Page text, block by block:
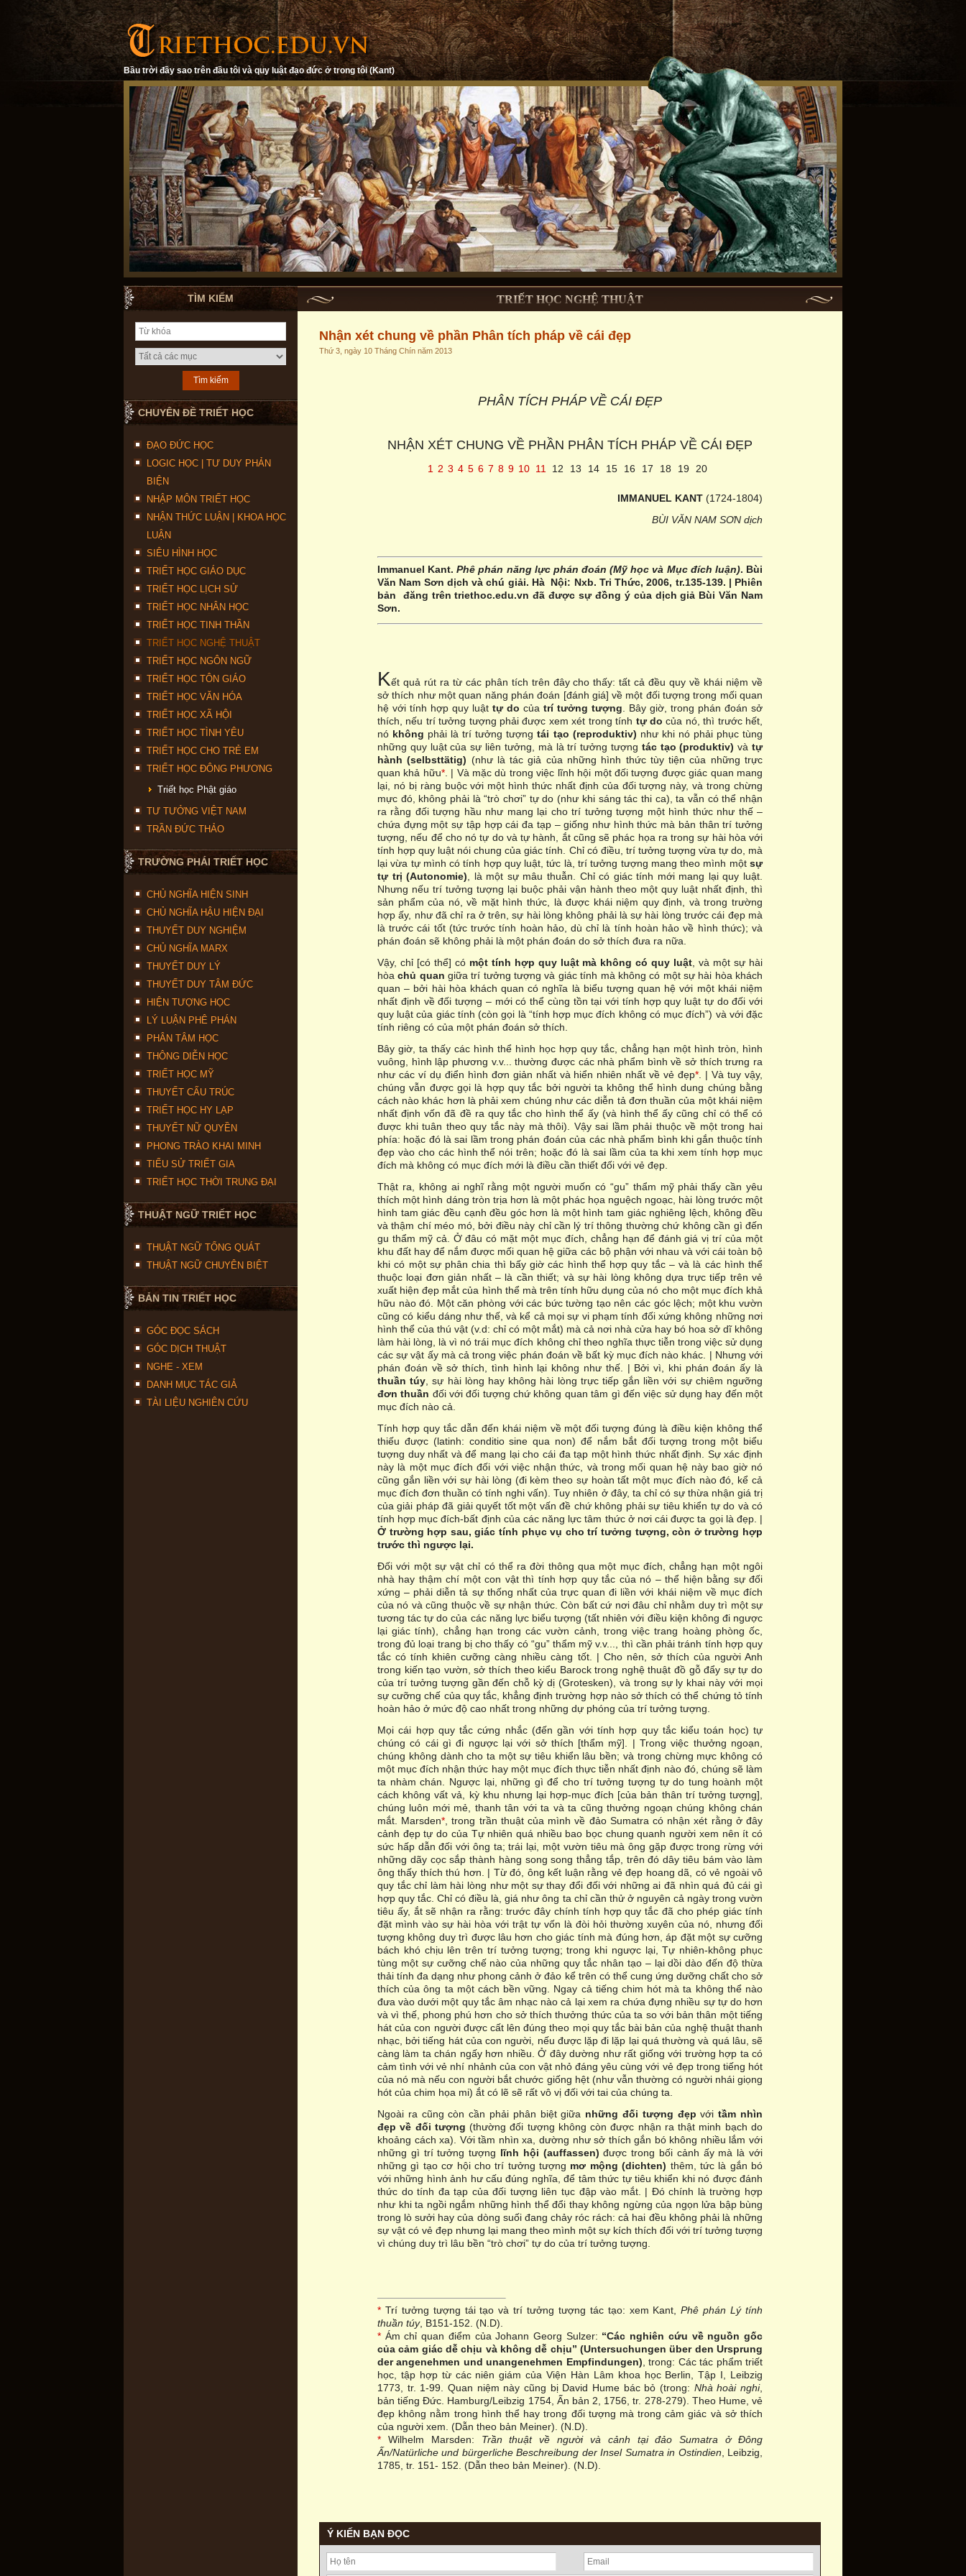
Bầu trời đầy sao trên đầu tôi và quy luật đạo đức ở trong tôi (Kant)
TÌM KIẾM
CHUYÊN ĐỀ TRIẾT HỌC
ĐẠO ĐỨC HỌC
LOGIC HỌC | TƯ DUY PHẢN
BIỆN
NHẬP MÔN TRIẾT HỌC
NHẬN THỨC LUẬN | KHOA HỌC
LUẬN
SIÊU HÌNH HỌC
TRIẾT HỌC GIÁO DỤC
TRIẾT HỌC LỊCH SỬ
TRIẾT HỌC NHÂN HỌC
TRIẾT HỌC TINH THẦN
TRIẾT HỌC NGHỆ THUẬT
TRIẾT HỌC NGÔN NGỮ
TRIẾT HỌC TÔN GIÁO
TRIẾT HỌC VĂN HÓA
TRIẾT HỌC XÃ HỘI
TRIẾT HỌC TÌNH YÊU
TRIẾT HỌC CHO TRẺ EM
TRIẾT HỌC ĐÔNG PHƯƠNG
Triết học Phật giáo
TƯ TƯỞNG VIỆT NAM
TRẦN ĐỨC THẢO
TRƯỜNG PHÁI TRIẾT HỌC
CHỦ NGHĨA HIỆN SINH
CHỦ NGHĨA HẬU HIỆN ĐẠI
THUYẾT DUY NGHIỆM
CHỦ NGHĨA MARX
THUYẾT DUY LÝ
THUYẾT DUY TÂM ĐỨC
HIỆN TƯỢNG HỌC
LÝ LUẬN PHÊ PHÁN
PHÂN TÂM HỌC
THÔNG DIỄN HỌC
TRIẾT HỌC MỸ
THUYẾT CẤU TRÚC
TRIẾT HỌC HY LẠP
THUYẾT NỮ QUYỀN
PHONG TRÀO KHAI MINH
TIỂU SỬ TRIẾT GIA
TRIẾT HỌC THỜI TRUNG ĐẠI
THUẬT NGỮ TRIẾT HỌC
THUẬT NGỮ TỔNG QUÁT
THUẬT NGỮ CHUYÊN BIỆT
BẢN TIN TRIẾT HỌC
GÓC ĐỌC SÁCH
GÓC DỊCH THUẬT
NGHE - XEM
DANH MỤC TÁC GIẢ
TÀI LIỆU NGHIÊN CỨU
TRIẾT HỌC NGHỆ THUẬT
Nhận xét chung về phần Phân tích pháp về cái đẹp
Thứ 3, ngày 10 Tháng Chín năm 2013
PHÂN TÍCH PHÁP VỀ CÁI ĐẸP
NHẬN XÉT CHUNG VỀ PHẦN PHÂN TÍCH PHÁP VỀ CÁI ĐẸP
1 2 3 4 5 6 7 8 9 10 11 12 13 14 15 16 17 18 19 20
IMMANUEL KANT (1724-1804)
BÙI VĂN NAM SƠN dịch
Immanuel Kant.Phê phán năng lực phán đoán (Mỹ học và Mục đích luận). Bùi
Văn Nam Sơn dịch và chú giải. Hà Nội: Nxb. Tri Thức, 2006, tr.135-139. | Phiên
bản đăng trên triethoc.edu.vn đã được sự đồng ý của dịch giả Bùi Văn Nam
Sơn.
Kết quả rút ra từ các phân tích trên đây cho thấy: tất cả đều quy về khái niệm về
sở thích như một quan năng phán đoán [đánh giá] về một đối tượng trong mối quan
hệ với tính hợp quy luật tự do của trí tưởng tượng . Bây giờ, trong phán đoán sở
thích, nếu trí tưởng tượng phải được xem xét trong tính tự do của nó, thì trước hết,
nó không phải là trí tưởng tượngtái tạo (reproduktiv) như khi nó phải phục tùng
những quy luật của sự liên tưởng, mà là trí tưởng tượng tác tạo (produktiv)và tự
hành (selbsttätig) (như là tác giả của những hình thức tùy tiện của những trực
quan khả hữu*. | Và mặc dù trong việc lĩnh hội một đối tượng được giác quan mang
lại, nó bị ràng buộc với một hình thức nhất định của đối tượng này, và trong chừng
mực đó, không phải là “trò chơi” tự do (như khi sáng tác thi ca), ta vẫn có thể nhận
ra rằng đối tượng hầu như mang lại cho trí tưởng tượng một hình thức như thế –
chứa đựng một sự tập hợp cái đa tạp – giống như hình thức mà bản thân trí tưởng
tượng, nếu để cho nó tự do và tự hành, ắt cũng sẽ phác họa ra trong sự hài hòa với
tính hợp quy luật nói chung của giác tính. Chỉ có điều, trí tưởng tượng vừa tự do, mà
lại vừa tự mình có tính hợp quy luật, tức là, trí tưởng tượng mang theo mình một sự
tự trị (Autonomie) , là một sự mâu thuẫn. Chỉ có giác tính mới mang lại quy luật.
Nhưng nếu trí tưởng tượng lại buộc phải vận hành theo một quy luật nhất định, thì
sản phẩm của nó, về mặt hình thức, là được khái niệm quy định, và trong trường
hợp ấy, như đã chỉ ra ở trên, sự hài lòng không phải là sự hài lòng trước cái đẹp mà
là trước cái tốt (tức trước tính hoàn hảo, dù chỉ là tính hoàn hảo về hình thức); và
phán đoán sẽ không phải là một phán đoán do sở thích đưa ra nữa.
Vậy, chỉ [có thể] có một tính hợp quy luật mà không có quy luật , và một sự hài
hòachủ quangiữa trí tưởng tượng và giác tính mà không có một sự hài hòa khách
quan – bởi hài hòa khách quan có nghĩa là biểu tượng quan hệ với một khái niệm
nhất định về đối tượng – mới có thể cùng tồn tại với tính hợp quy luật tự do đối với
quy luật của giác tính (còn gọi là “tính hợp mục đích không có mục đích”) và với đặc
tính riêng có của một phán đoán sở thích.
Bây giờ, ta thấy các hình thể hình học hợp quy tắc, chẳng hạn một hình tròn, hình
vuông, hình lập phương v.v... thường được các nhà phẩm bình về sở thích trưng ra
như các ví dụ điển hình đơn giản nhất và hiển nhiên nhất về vẻ đẹp* . | Và tuy vậy,
chúng vẫn được gọi là hợp quy tắc bởi người ta không thể hình dung chúng bằng
cách nào khác hơn là phải xem chúng như các diễn tả đơn thuần của một khái niệm
nhất định vốn đã đề ra quy tắc cho hình thể ấy (và hình thể ấy cũng chỉ có thể có
được khi tuân theo quy tắc này mà thôi). Vậy sai lầm phải thuộc về một trong hai
phía: hoặc đó là sai lầm trong phán đoán của các nhà phẩm bình khi gắn thuộc tính
đẹp vào cho các hình thể nói trên; hoặc đó là sai lầm của ta khi xem tính hợp mục
đích mà không có mục đích mới là điều cần thiết đối với vẻ đẹp.
Thật ra, không ai nghĩ rằng một người muốn có “gu” thẩm mỹ phải thấy cần yêu
thích một hình dáng tròn trịa hơn là một phác họa nguệch ngoạc, hài lòng trước một
hình tam giác đều cạnh đều góc hơn là một hình tam giác nghiêng lệch, không đều
và thậm chí méo mó, bởi điều này chỉ cần lý trí thông thường chứ không cần gì đến
gu thẩm mỹ cả. Ở đâu có mặt một mục đích, chẳng hạn để đánh giá vị trí của một
khu đất hay để nắm được mối quan hệ giữa các bộ phận với nhau và với cái toàn bộ
khi có một sự phân chia thì bấy giờ các hình thể hợp quy tắc – và là các hình thể
thuộc loại đơn giản nhất – là cần thiết; và sự hài lòng không dựa trực tiếp trên vẻ
xuất hiện đẹp mắt của hình thể mà trên tính hữu dụng của nó cho một mục đích khả
hữu nào đó. Một căn phòng với các bức tường tạo nên các góc lệch; một khu vườn
cũng có kiểu dáng như thế, và kể cả mọi sự vi phạm tính đối xứng không những nơi
hình thể của thú vật (v.d: chỉ có một mắt) mà cả nơi nhà cửa hay bó hoa sở dĩ không
làm hài lòng, là vì nó trái mục đích không chỉ theo nghĩa thực tiễn trong việc sử dụng
các sự vật ấy mà cả trong việc phán đoán về bất kỳ mục đích nào khác. | Nhưng với
phán đoán về sở thích, tình hình lại không như thế. | Bởi vì, khi phán đoán ấy là
thuần túy , sự hài lòng hay không hài lòng trực tiếp gắn liền với sự chiêm ngưỡng
đơn thuần đối với đối tượng chứ không quan tâm gì đến việc sử dụng hay đến một
mục đích nào cả.
Tính hợp quy tắc dẫn đến khái niệm về một đối tượng đúng là điều kiện không thể
thiếu được (latinh: conditio sine qua non) để nắm bắt đối tượng trong một biểu
tượng duy nhất và để mang lại cho cái đa tạp một hình thức nhất định. Sự xác định
này là một mục đích đối với việc nhận thức, và trong mối quan hệ này bao giờ nó
cũng gắn liền với sự hài lòng (đi kèm theo sự hoàn tất một mục đích nào đó, kể cả
mục đích đơn thuần có tính nghi vấn). Tuy nhiên ở đây, ta chỉ có sự thừa nhận giá trị
của giải pháp đã giải quyết tốt một vấn đề chứ không phải sự tiêu khiển tự do và có
tính hợp mục đích-bất định của các năng lực tâm thức ở nơi cái được ta gọi là đẹp. |
Ở trường hợp sau, giác tính phục vụ cho trí tưởng tượng, còn ở trường hợp
trước thì ngược lại.
Đối với một sự vật chỉ có thể ra đời thông qua một mục đích, chẳng hạn một ngôi
nhà hay thậm chí một con vật thì tính hợp quy tắc của nó – thể hiện bằng sự đối
xứng – phải diễn tả sự thống nhất của trực quan đi liền với khái niệm về mục đích
của nó và cũng thuộc về sự nhận thức. Còn bất cứ nơi đâu chỉ nhằm duy trì một sự
tương tác tự do của các năng lực biểu tượng (tất nhiên với điều kiện không đi ngược
lại giác tính), chẳng hạn trong các vườn cảnh, trong việc trang hoàng phòng ốc,
trong đủ loại trang bị cho thấy có “gu” thẩm mỹ v.v..., thì cần phải tránh tính hợp quy
tắc có tính khiên cưỡng càng nhiều càng tốt. | Cho nên, sở thích của người Anh
trong kiến tạo vườn, sở thích theo kiểu Barock trong nghệ thuật đồ gỗ đẩy sự tự do
của trí tưởng tượng gần đến chỗ kỳ dị (Grotesken), và trong sự ly khai này với mọi
sự cưỡng chế của quy tắc, khẳng định trường hợp nào sở thích có thể chứng tỏ tính
hoàn hảo ở mức độ cao nhất trong những dự phóng của trí tưởng tượng.
Mọi cái hợp quy tắc cứng nhắc (đến gần với tính hợp quy tắc kiểu toán học) tự
chúng có cái gì đi ngược lại với sở thích [thẩm mỹ]. | Trong việc thưởng ngoạn,
chúng không dành cho ta một sự tiêu khiển lâu bền; và trong chừng mực không có
một mục đích nhận thức hay một mục đích thực tiễn nhất định nào đó, chúng sẽ làm
ta nhàm chán. Ngược lại, những gì để cho trí tưởng tượng tự do tung hoành một
cách không vất vả, kỳ khu nhưng lại hợp-mục đích [của bản thân trí tưởng tượng],
chúng luôn mới mẻ, thanh tân với ta và ta cũng thưởng ngoạn chúng không chán
mắt. Marsden* , trong trần thuật của mình về đảo Sumatra có nhận xét rằng ở đây
cảnh đẹp tự do của Tự nhiên quá nhiều bao bọc chung quanh người xem nên ít có
sức hấp dẫn đối với ông ta; trái lại, một vườn tiêu mà ông gặp được trong rừng với
những dãy cọc sắp thành hàng song song thẳng tắp, trên đó dây tiêu bám vào làm
ông thấy thích thú hơn. | Từ đó, ông kết luận rằng vẻ đẹp hoang dã, có vẻ ngoài vô
quy tắc chỉ làm hài lòng như một sự thay đổi đối với những ai đã nhìn quá đủ cái gì
hợp quy tắc. Chỉ có điều là, giá như ông ta chỉ cần thử ở nguyên cả ngày trong vườn
tiêu ấy, ắt sẽ nhận ra rằng: trước đây chính tính hợp quy tắc đã cho phép giác tính
đặt mình vào sự hài hòa với trật tự vốn là đòi hỏi thường xuyên của nó, nhưng đối
tượng không duy trì được lâu hơn cho giác tính mà đúng hơn, áp đặt một sự cưỡng
bách khó chịu lên trên trí tưởng tượng; trong khi ngược lại, Tự nhiên-không phục
tùng một sự cưỡng chế nào của những quy tắc nhân tạo – lại dồi dào đến độ thừa
thải tính đa dạng như phong cảnh ở đảo kể trên có thể cung ứng dưỡng chất cho sở
thích của ông ta một cách bền vững. Ngay cả tiếng chim hót mà ta không thể nào
đưa vào dưới một quy tắc âm nhạc nào cả lại xem ra chứa đựng nhiều sự tự do hơn
và vì thế, phong phú hơn cho sở thích thưởng thức của ta so với bản thân một tiếng
hát của con người được cất lên đúng theo mọi quy tắc bài bản của nghệ thuật thanh
nhạc, bởi tiếng hát của con người, nếu được lặp đi lặp lại quá thường và quá lâu, sẽ
càng làm ta chán ngấy hơn nhiều. Ở đây dường như rất giống với trường hợp ta có
cảm tình với vẻ nhí nhảnh của con vật nhỏ đáng yêu cùng với vẻ đẹp trong tiếng hót
của nó mà nếu con người bắt chước giống hệt (như vẫn thường có người nhái giọng
hót của chim họa mi) ắt có lẽ sẽ rất vô vị đối với tai của chúng ta.
Ngoài ra cũng còn cần phải phân biệt giữa những đối tượng đẹpvớitầm nhìn
đẹp về đối tượng(thường đối tượng không còn được nhận ra thật minh bạch do
khoảng cách xa). Với tầm nhìn xa, dường như sở thích gắn bó không nhiều lắm với
những gì trí tưởng tượng lĩnh hội (auffassen)được trong bối cảnh ấy mà là với
những gì tạo cơ hội cho trí tưởng tượng mơ mộng (dichten) thêm, tức là gắn bó
với những hình ảnh hư cấu đúng nghĩa, để tâm thức tự tiêu khiển khi nó được đánh
thức do tính đa tạp của đối tượng liên tục đập vào mắt. | Đó chính là trường hợp
như khi ta ngồi ngắm những hình thể đổi thay không ngừng của ngọn lửa bập bùng
trong lò sưởi hay của dòng suối đang chảy róc rách: cả hai đều không phải là những
sự vật có vẻ đẹp nhưng lại mang theo mình một sự kích thích đối với trí tưởng tượng
vì chúng duy trì lâu bền “trò chơi” tự do của trí tưởng tượng.
* Trí tưởng tượng tái tạo và trí tưởng tượng tác tạo: xem Kant,Phê phán Lý tính
thuần túy, B151-152. (N.D).
* Ám chỉ quan điểm của Johann Georg Sulzer: “Các nghiên cứu về nguồn gốc
của cảm giác dễ chịu và không dễ chịu” (Untersuchungen über den Ursprung
der angenehmen und unangenehmen Empfindungen) , trong: Các tác phẩm triết
học, tập hợp từ các niên giám của Viện Hàn Lâm khoa học Berlin, Tập I, Leibzig
1773, tr. 1-99. Quan niệm này cũng bị David Hume bác bỏ (trong: Nhà hoài nghi,
bản tiếng Đức. Hamburg/Leibzig 1754, Ấn bản 2, 1756, tr. 278-279). Theo Hume, vẻ
đẹp không nằm trong hình thể hay trong đối tượng mà trong cảm giác và sở thích
của người xem. (Dẫn theo bản Meiner). (N.D).
* Wilhelm Marsden: Trần thuật về người và cảnh tại đảo Sumatra ở Đông
Ấn/Natürliche und bürgerliche Beschreibung der Insel Sumatra in Ostindien , Leibzig,
1785, tr. 151- 152. (Dẫn theo bản Meiner). (N.D).
Ý KIẾN BẠN ĐỌC